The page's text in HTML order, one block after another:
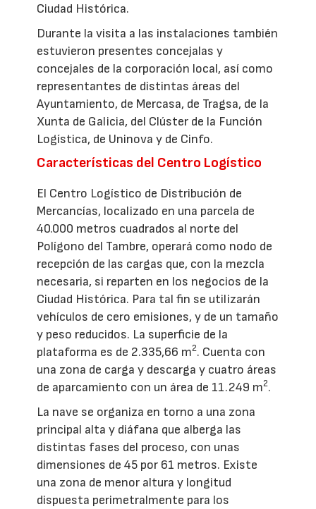
Ciudad Histórica.
Durante la visita a las instalaciones también
estuvieron presentes concejalas y
concejales de la corporación local, así como
representantes de distintas áreas del
Ayuntamiento, de Mercasa, de Tragsa, de la
Xunta de Galicia, del Clúster de la Función
Logística, de Uninova y de Cinfo.
Características del Centro Logístico
El Centro Logístico de Distribución de
Mercancías, localizado en una parcela de
40.000 metros cuadrados al norte del
Polígono del Tambre, operará como nodo de
recepción de las cargas que, con la mezcla
necesaria, si reparten en los negocios de la
Ciudad Histórica. Para tal fin se utilizarán
vehículos de cero emisiones, y de un tamaño
y peso reducidos. La superficie de la
plataforma es de 2.335,66 m2. Cuenta con
una zona de carga y descarga y cuatro áreas
de aparcamiento con un área de 11.249 m2.
La nave se organiza en torno a una zona
principal alta y diáfana que alberga las
distintas fases del proceso, con unas
dimensiones de 45 por 61 metros. Existe
una zona de menor altura y longitud
dispuesta perimetralmente para los